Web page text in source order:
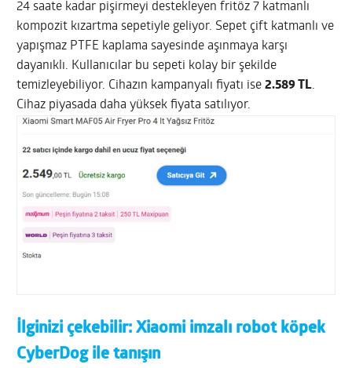
24 saate kadar pişirmeyi destekleyen fritöz 7 katmanlı
kompozit kızartma sepetiyle geliyor. Sepet çift katmanlı ve
yapışmaz PTFE kaplama sayesinde aşınmaya karşı
dayanıklı. Kullanıcılar bu sepeti kolay bir şekilde
temizleyebiliyor. Cihazın kampanyalı fiyatı ise2.589 TL.
Cihaz piyasada daha yüksek fiyata satılıyor.
İlginizi çekebilir:Xiaomi imzalı robot köpek
CyberDog ile tanışın